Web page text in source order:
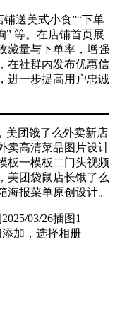
送美式小食”“下单
” 等。在店铺首页展
藏量与下单率，增强
在社群内发布优惠信
进一步提高用户忠诚
美团饿了么外卖新店
卖高清菜品图片设计
板一模板二门头视频
美团袋鼠店长饿了么
报菜单原创设计。
加，选择相册